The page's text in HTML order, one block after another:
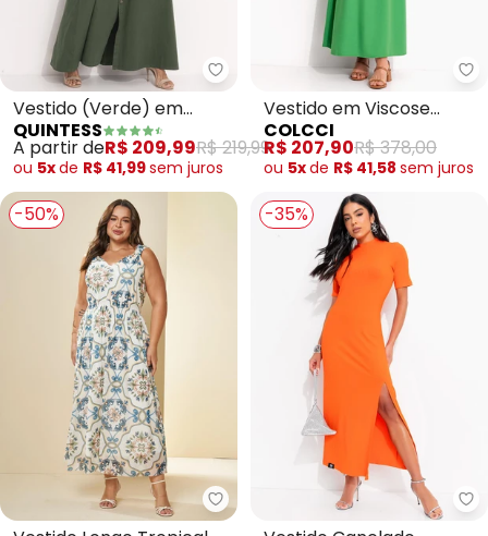
Quintess - Vestido (Verde) em
Vestido (Verde) em
Jeans Leve
QUINTESS
A partir deR$ 209,99R$ 219,99
ou 5xde R$ 41,99sem juros
Vestido em Viscose
(Verde)
COLCCI
R$ 207,90R$ 378,00
ou 5xde R$ 41,58 sem juros
-50%
Doce Trama - Vestido Longo
-35%